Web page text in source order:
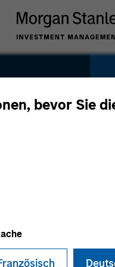
bevor Sie